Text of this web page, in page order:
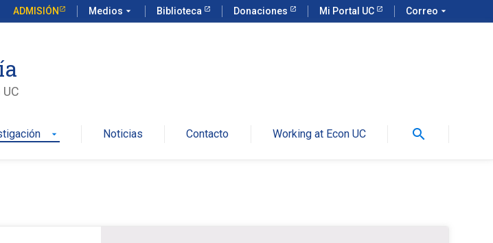
ADMISIÓN Medios arrow_drop_down Biblioteca Donaciones Mi Portal UC Correo arrow_drop_down
arrow_drop_down Noticias Contacto Working at Econ UC search